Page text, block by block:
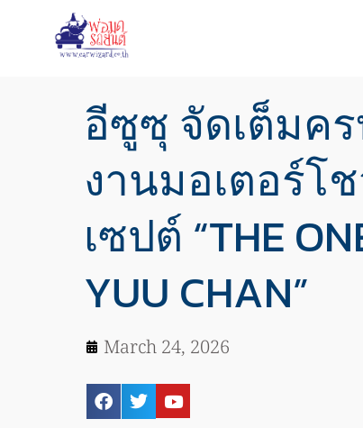
อีซูซุ จัดเต็มค
งานมอเตอร์โ
เซปต์ “THE
YUU CHAN”
March 24, 2026